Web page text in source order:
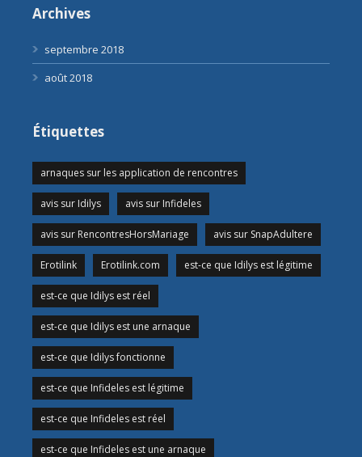
Archives
septembre 2018
août 2018
Étiquettes
arnaques sur les application de rencontres
avis sur Idilys avis sur Infideles
avis sur RencontresHorsMariage avis sur SnapAdultere
Erotilink Erotilink.com est-ce que Idilys est légitime
est-ce que Idilys est réel
est-ce que Idilys est une arnaque
est-ce que Idilys fonctionne
est-ce que Infideles est légitime
est-ce que Infideles est réel
est-ce que Infideles est une arnaque